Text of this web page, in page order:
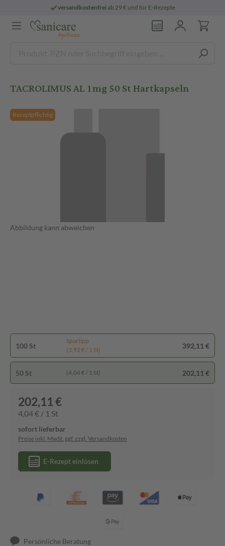
versandkostenfreiab 29 € und für E-Rezepte
TACROLIMUS AL 1mg 50 St Hartkapseln
Rezeptpflichtig
Abbildung kann abweichen
100 St
Spartipp
(3,92 € / 1 St)
392,11 €
50 St (4,04 € / 1 St) 202,11 €
202,11 €
4,04 € / 1 St
sofort lieferbar
Preise inkl. MwSt. ggf. zzgl. Versandkosten
E-Rezept einlösen
Persönliche Beratung